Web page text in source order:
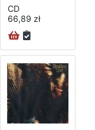
CD
66,89 zł